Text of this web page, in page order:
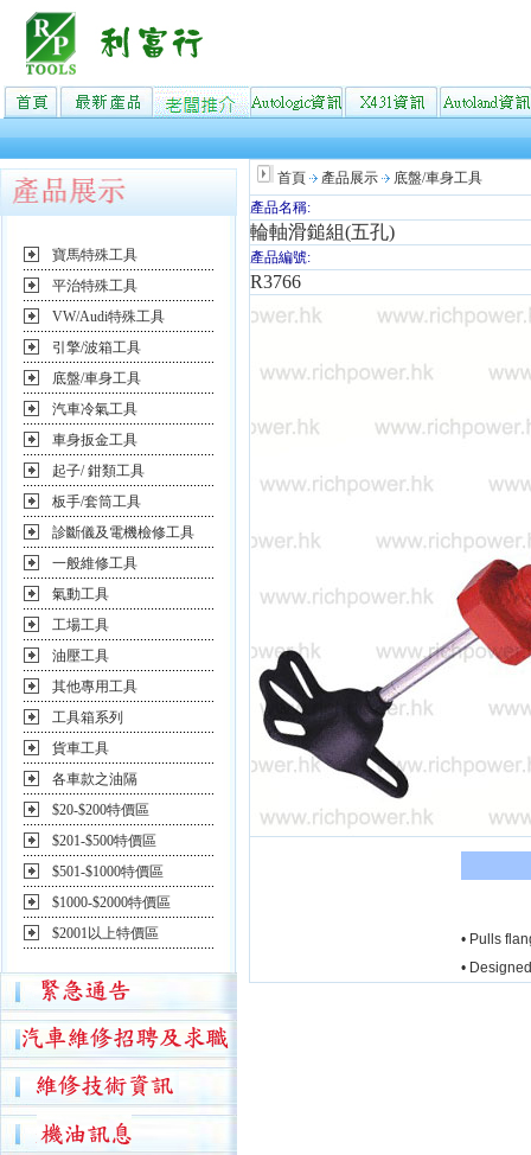
寶馬特殊工具
平治特殊工具
VW/Audi特殊工具
引擎/波箱工具
底盤/車身工具
汽車冷氣工具
車身扳金工具
起子/ 鉗類工具
板手/套筒工具
診斷儀及電機檢修工具
一般維修工具
氣動工具
工場工具
油壓工具
其他專用工具
工具箱系列
貨車工具
各車款之油隔
$20-$200特價區
$201-$500特價區
$501-$1000特價區
$1000-$2000特價區
$2001以上特價區
首頁 產品展示
底盤/車身工具
產品名稱:
輪軸滑鎚組(五孔)
產品編號:
R3766
• Pulls
•